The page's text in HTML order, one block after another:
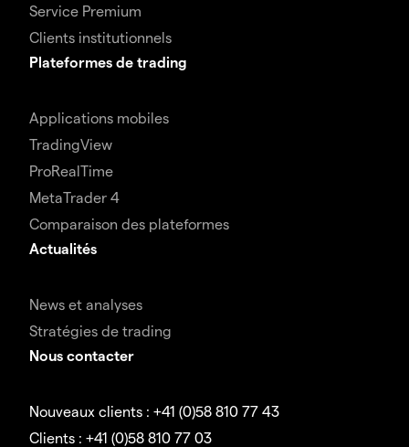
Service Premium
Clients institutionnels
Plateformes de trading
Applications mobiles
TradingView
ProRealTime
MetaTrader 4
Comparaison des plateformes
Actualités
News et analyses
Stratégies de trading
Nous contacter
Nouveaux clients : +41 (0)58 810 77 43
Clients : +41 (0)58 810 77 03